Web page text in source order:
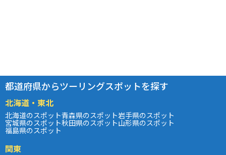
都道府県からツーリングスポットを探す
北海道・東北
北海道のスポット青森県のスポット岩手県のスポット
宮城県のスポット秋田県のスポット山形県のスポット
福島県のスポット
関東